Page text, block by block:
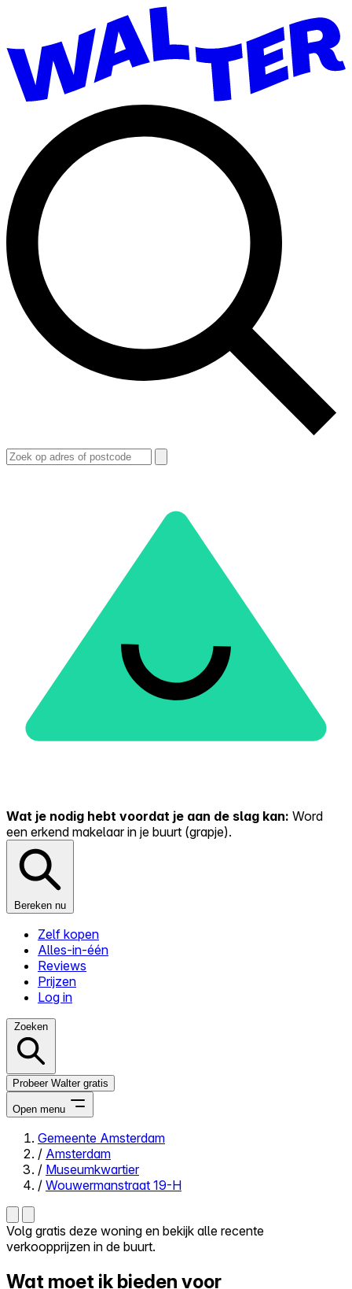
Wat je nodig hebt voordat je aan de slag kan: Word
een erkend makelaar in je buurt (grapje).
Bereken nu
Zelf kopen
Alles-in-één
Reviews
Prijzen
Log in
Zoeken
Probeer Walter gratis
Open menu
Close menu
Zelf kopen
Reviews
Gemeente Amsterdam
/ Amsterdam
/ Museumkwartier
/ Wouwermanstraat 19-H
Volg gratis deze woning en bekijk alle recente
verkoopprijzen in de buurt.
Wat moet ik bieden voor